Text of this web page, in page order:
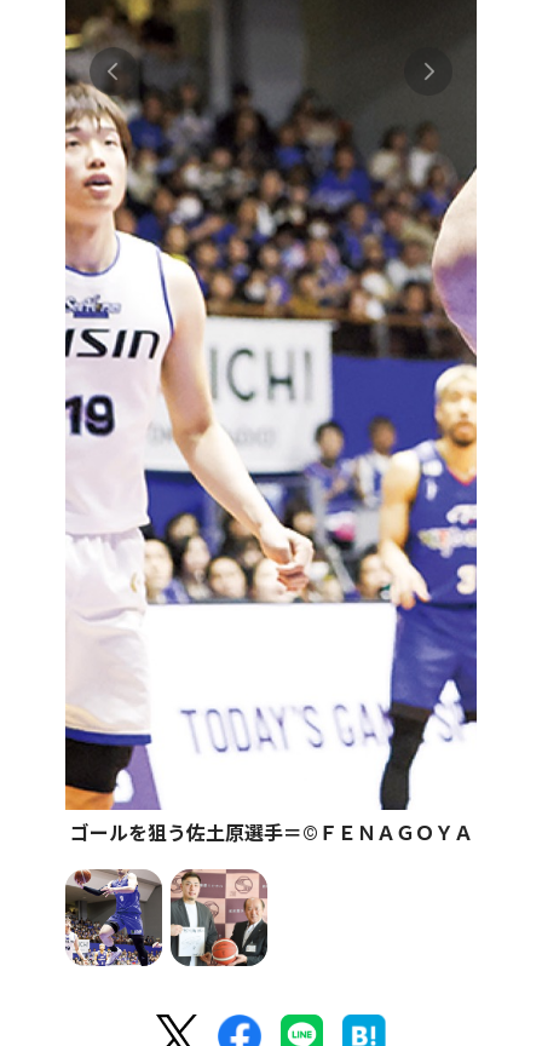
ゴールを狙う佐土原選手＝©ＦＥＮＡＧＯＹＡ